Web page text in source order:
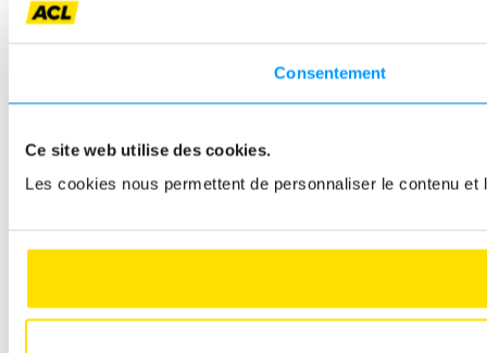
Consentement
Ce site web utilise des cookies.
Les cookies nous permettent de personnaliser le contenu